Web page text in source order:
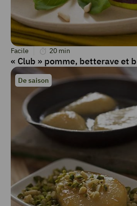
Facile 20 min
« Club » pomme, betterave et
De saison